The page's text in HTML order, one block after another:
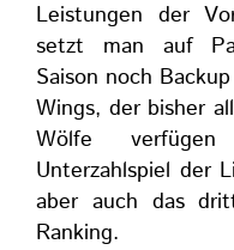
Leistungen der
setzt man auf
Saison noch
Wings, der bisher
Wölfe
Unterzahlspiel der
aber auch das
Ranking.